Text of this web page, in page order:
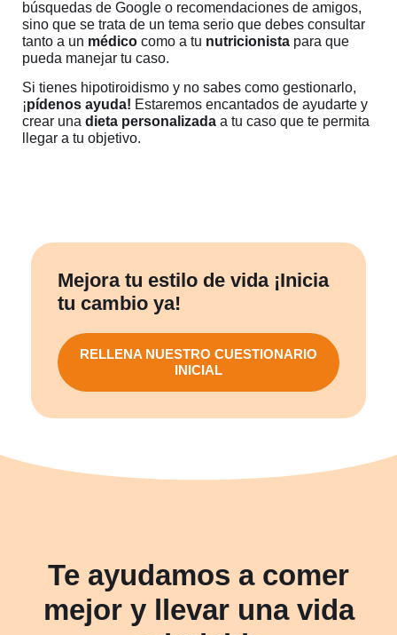
búsquedas de Google o recomendaciones de amigos,
sino que se trata de un tema serio que debes consultar
tanto a un médico como a tu nutricionista para que
pueda manejar tu caso.
Si tienes hipotiroidismo y no sabes como gestionarlo,
¡pídenos ayuda! Estaremos encantados de ayudarte y
crear una dieta personalizada a tu caso que te permita
llegar a tu objetivo.
Mejora tu estilo de vida ¡Inicia
tu cambio ya!
RELLENA NUESTRO CUESTIONARIO
INICIAL
Te ayudamos a comer
mejor y llevar una vida